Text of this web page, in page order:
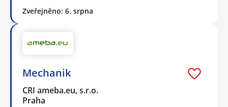
Zveřejněno: 6. srpna
Mechanik
CRI ameba.eu, s.r.o.
Praha